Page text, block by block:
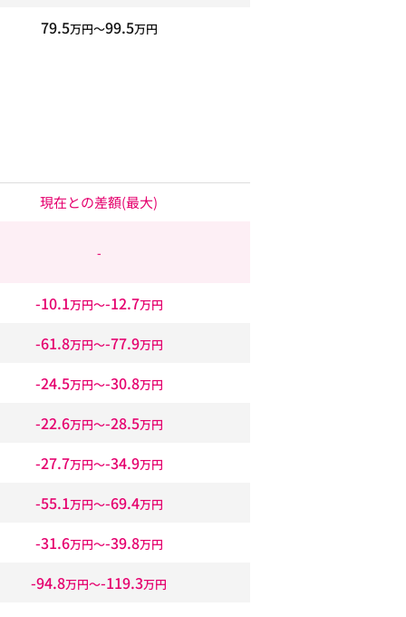
79.5万円〜99.5万円
現在との差額(最大)
-
-10.1万円〜-12.7万円
-61.8万円〜-77.9万円
-24.5万円〜-30.8万円
-22.6万円〜-28.5万円
-27.7万円〜-34.9万円
-55.1万円〜-69.4万円
-31.6万円〜-39.8万円
-94.8万円〜-119.3万円